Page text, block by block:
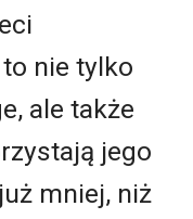
nie tylko
ale także
jego
mniej, niż